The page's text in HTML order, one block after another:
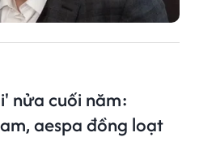
nửa cuối năm:
aespa đồng loạt